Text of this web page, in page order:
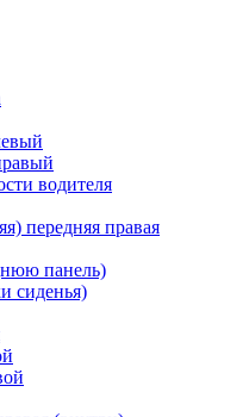
водителя
передняя правая
панель)
сиденья)